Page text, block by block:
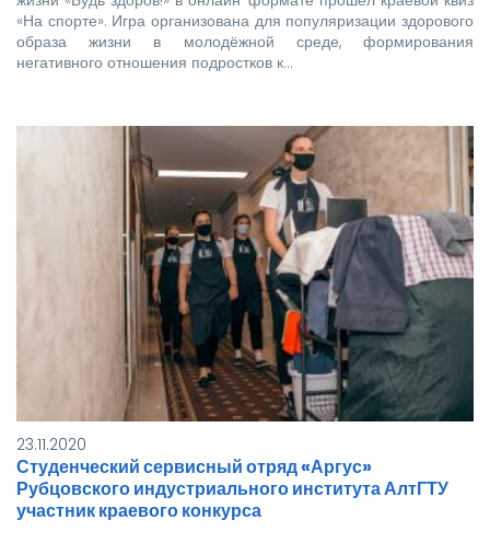
«На спорте». Игра организована для популяризации здорового
образа жизни в молодёжной среде, формирования
негативного отношения подростков к…
23.11.2020
Студенческий сервисный отряд «Аргус»
Рубцовского индустриального института АлтГТУ
участник краевого конкурса